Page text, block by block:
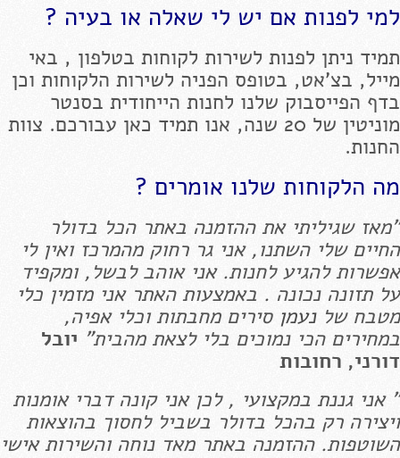
למי לפנות אם יש לי שאלה או בעיה ?
תמיד ניתן לפנות לשירות לקוחות בטלפון , באי
מייל, בצ'אט, בטופס הפניה לשירות הלקוחות וכן
בדף הפייסבוק שלנו לחנות הייחודית בסנטר
מוניטין של 20 שנה, אנו תמיד כאן עבורכם. צוות
החנות.
מה הלקוחות שלנו אומרים ?
"מאז שגיליתי את ההזמנה באתר הכל בדולר
החיים שלי השתנו, אני גר רחוק מהמרכז ואין לי
אפשרות להגיע לחנות. אני אוהב לבשל, ומקפיד
על תזונה נכונה . באמצעות האתר אני מזמין כלי
מטבח שלנעמןסירים מחבתות וכלי אפיה,
במחירים הכי נמוכים בלי לצאת מהבית" יובל
דורני, רחובות
" אני גננת במקצועי , לכן אני קונה דברי אומנות
ויצירה רק בהכל בדולר בשביל לחסוך בהוצאות
השוטפות. ההזמנה באתר מאד נוחה והשירות אישי